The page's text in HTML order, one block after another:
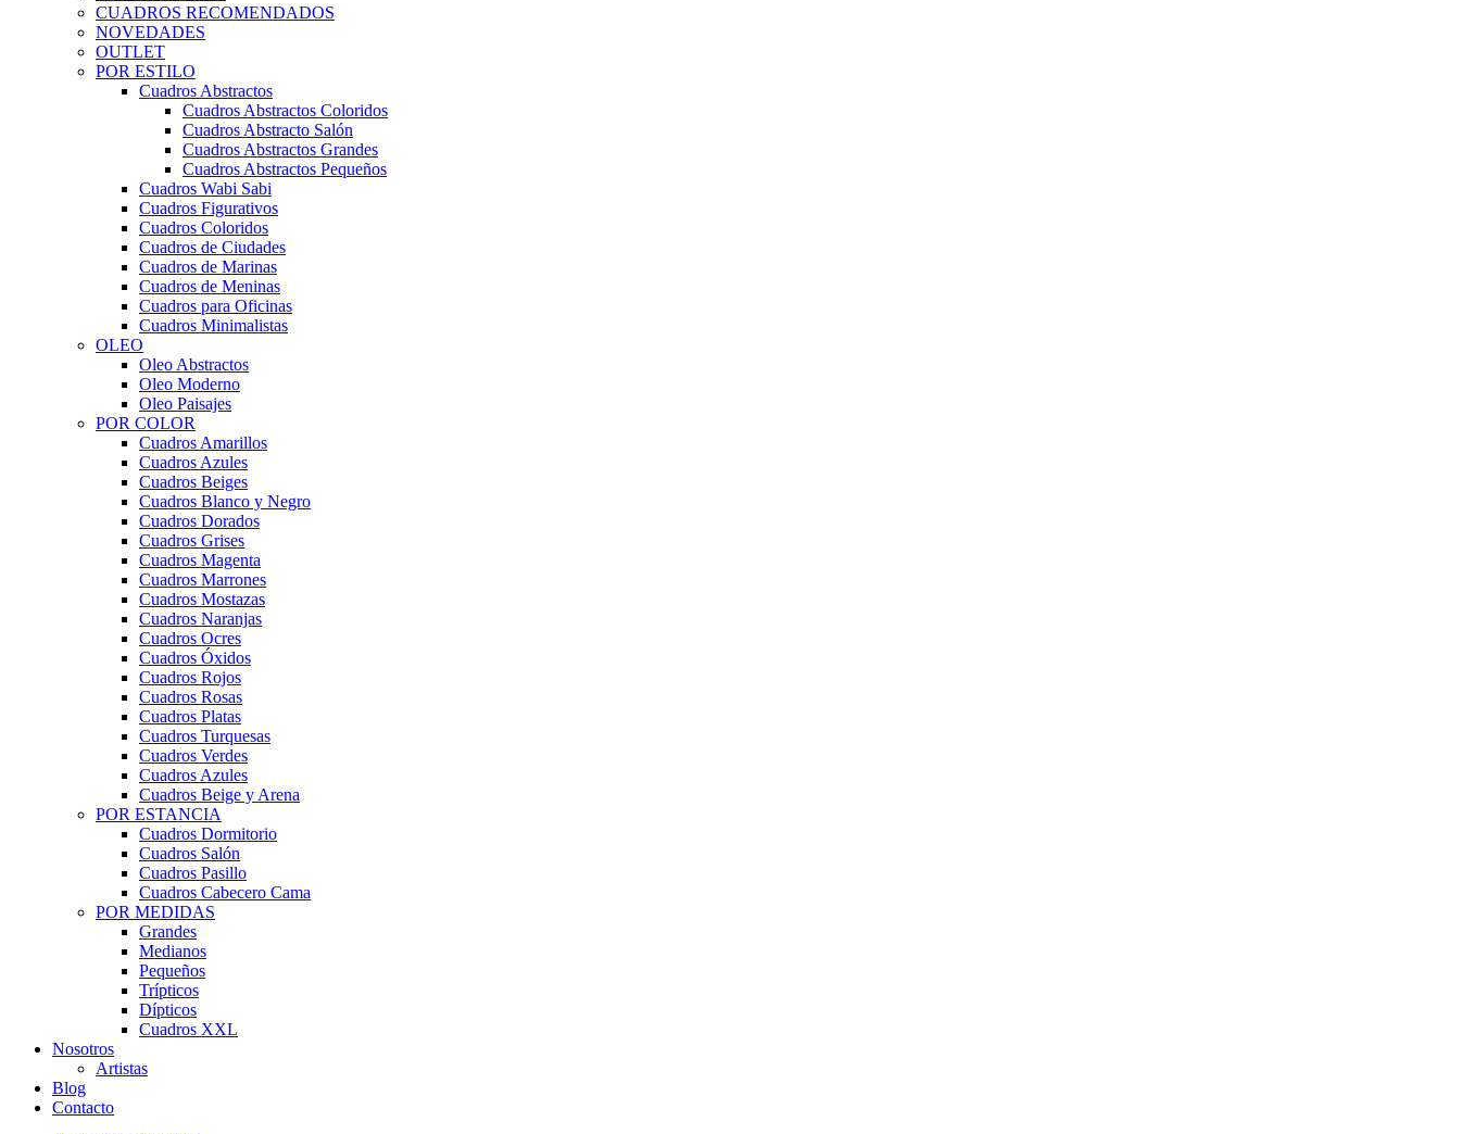
CUADROS RECOMENDADOS
NOVEDADES
OUTLET
POR ESTILO
Cuadros Abstractos
Cuadros Abstractos Coloridos
Cuadros Abstracto Salón
Cuadros Abstractos Grandes
Cuadros Abstractos Pequeños
Cuadros Wabi Sabi
Cuadros Figurativos
Cuadros Coloridos
Cuadros de Ciudades
Cuadros de Marinas
Cuadros de Meninas
Cuadros para Oficinas
Cuadros Minimalistas
OLEO
Oleo Abstractos
Oleo Moderno
Oleo Paisajes
POR COLOR
Cuadros Amarillos
Cuadros Azules
Cuadros Beiges
Cuadros Blanco y Negro
Cuadros Dorados
Cuadros Grises
Cuadros Magenta
Cuadros Marrones
Cuadros Mostazas
Cuadros Naranjas
Cuadros Ocres
Cuadros Óxidos
Cuadros Rojos
Cuadros Rosas
Cuadros Platas
Cuadros Turquesas
Cuadros Verdes
Cuadros Azules
Cuadros Beige y Arena
POR ESTANCIA
Cuadros Dormitorio
Cuadros Salón
Cuadros Pasillo
Cuadros Cabecero Cama
POR MEDIDAS
Grandes
Medianos
Pequeños
Trípticos
Dípticos
Cuadros XXL
Nosotros
Artistas
Blog
Contacto